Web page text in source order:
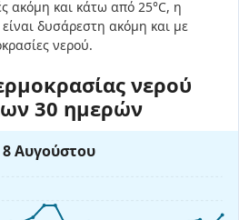
ακόμη και κάτω από 25°C, η
δυσάρεστη ακόμη και με
νερού.
νερού
30 ημερών
Αυγούστου